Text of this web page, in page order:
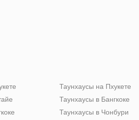
Таунхаусы на Пхукете
Таунхаусы в Бангкоке
Таунхаусы в Чонбури